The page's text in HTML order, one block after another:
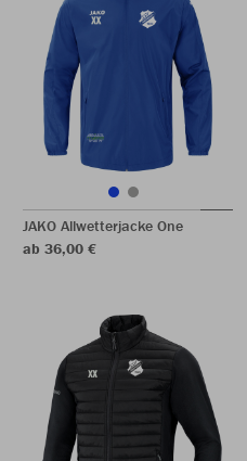
JAKO Allwetterjacke One
ab 36,00 €